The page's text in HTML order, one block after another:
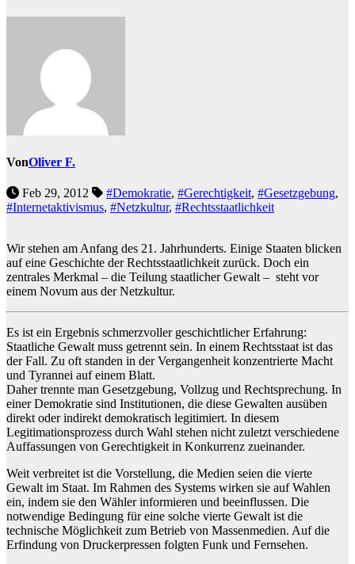
VonOliver F.
Feb 29, 2012 #Demokratie, #Gerechtigkeit, #Gesetzgebung,
#Internetaktivismus, #Netzkultur, #Rechtsstaatlichkeit
Wir stehen am Anfang des 21. Jahrhunderts. Einige Staaten blicken
auf eine Geschichte der Rechtsstaatlichkeit zurück. Doch ein
zentrales Merkmal – die Teilung staatlicher Gewalt – steht vor
einem Novum aus der Netzkultur.
Es ist ein Ergebnis schmerzvoller geschichtlicher Erfahrung:
Staatliche Gewalt muss getrennt sein. In einem Rechtsstaat ist das
der Fall. Zu oft standen in der Vergangenheit konzentrierte Macht
und Tyrannei auf einem Blatt.
Daher trennte man Gesetzgebung, Vollzug und Rechtsprechung. In
einer Demokratie sind Institutionen, die diese Gewalten ausüben
direkt oder indirekt demokratisch legitimiert. In diesem
Legitimationsprozess durch Wahl stehen nicht zuletzt verschiedene
Auffassungen von Gerechtigkeit in Konkurrenz zueinander.
Weit verbreitet ist die Vorstellung, die Medien seien die vierte
Gewalt im Staat. Im Rahmen des Systems wirken sie auf Wahlen
ein, indem sie den Wähler informieren und beeinflussen. Die
notwendige Bedingung für eine solche vierte Gewalt ist die
technische Möglichkeit zum Betrieb von Massenmedien. Auf die
Erfindung von Druckerpressen folgten Funk und Fernsehen.